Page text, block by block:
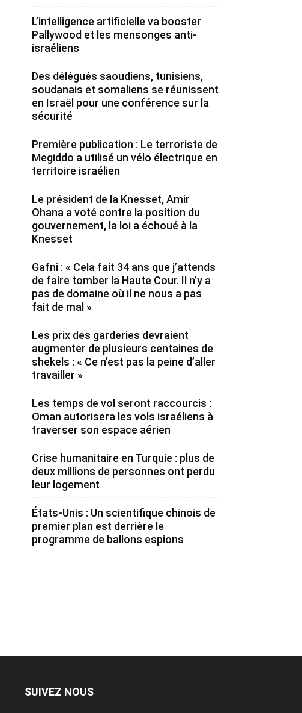
L’intelligence artificielle va booster
Pallywood et les mensonges anti-
israéliens
Des délégués saoudiens, tunisiens,
soudanais et somaliens se réunissent
en Israël pour une conférence sur la
sécurité
Première publication : Le terroriste de
Megiddo a utilisé un vélo électrique en
territoire israélien
Le président de la Knesset, Amir
Ohana a voté contre la position du
gouvernement, la loi a échoué à la
Knesset
Gafni : « Cela fait 34 ans que j’attends
de faire tomber la Haute Cour. Il n’y a
pas de domaine où il ne nous a pas
fait de mal »
Les prix des garderies devraient
augmenter de plusieurs centaines de
shekels : « Ce n’est pas la peine d’aller
travailler »
Les temps de vol seront raccourcis :
Oman autorisera les vols israéliens à
traverser son espace aérien
Crise humanitaire en Turquie : plus de
deux millions de personnes ont perdu
leur logement
États-Unis : Un scientifique chinois de
premier plan est derrière le
programme de ballons espions
SUIVEZ NOUS